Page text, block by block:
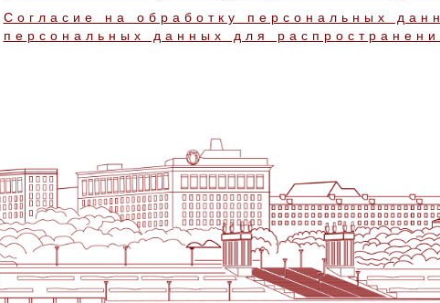
Согласие на обработку персональных
персональных данных для